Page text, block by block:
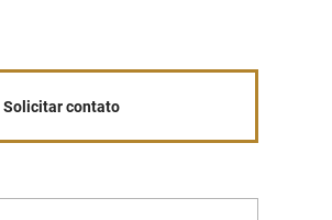
Solicitar contato